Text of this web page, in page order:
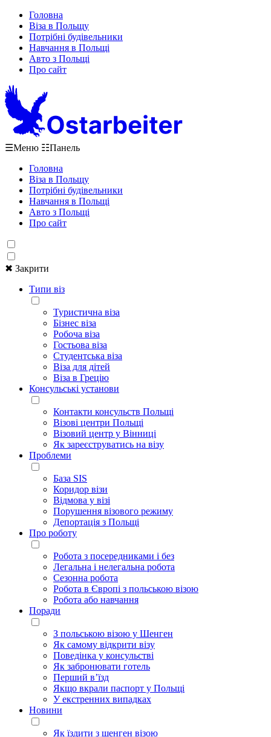
Головна
Віза в Польщу
Потрібні будівельники
Навчання в Польщі
Авто з Польщі
Про сайт
☰Меню ☷Панель
Головна
Віза в Польщу
Потрібні будівельники
Навчання в Польщі
Авто з Польщі
Про сайт
✖ Закрити
Типи віз
Туристична віза
Бізнес віза
Робоча віза
Гостьова віза
Студентська віза
Віза для дітей
Віза в Грецію
Консульські установи
Контакти консульств Польщі
Візові центри Польщі
Візовий центр у Вінниці
Як зареєструватись на візу
Проблеми
База SIS
Коридор візи
Відмова у візі
Порушення візового режиму
Депортація з Польщі
Про роботу
Робота з посередниками і без
Легальна і нелегальна робота
Сезонна робота
Робота в Європі з польською візою
Робота або навчання
Поради
З польською візою у Шенген
Як самому відкрити візу
Поведінка у консульстві
Як забронювати готель
Перший в’їзд
Якщо вкрали паспорт у Польщі
У екстренних випадках
Новини
Як їздити з шенген візою